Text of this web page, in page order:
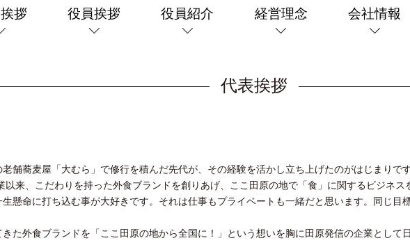
拶 役員挨拶 役員紹介 経営理念 会社情報
代表挨拶
舗蕎麦屋「大むら」で修行を積んだ先代が、その経験を活かし立ち上げたのがはじまりで
以来、こだわりを持った外食ブランドを創りあげ、ここ田原の地で「食」に関するビジネス
懸命に打ち込む事が大好きです。それは仕事もプライベートも一緒だと思います。同じ目
た外食ブランドを「ここ田原の地から全国に！」という想いを胸に田原発信の企業として